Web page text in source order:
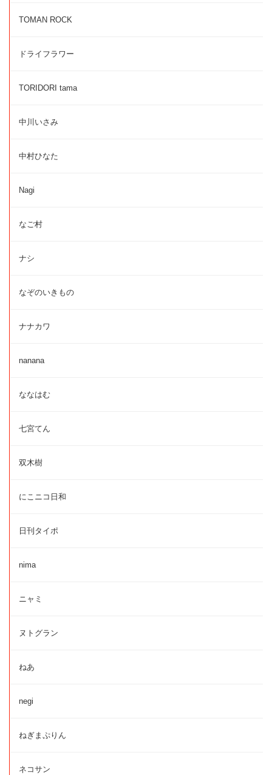
TOMAN ROCK
ドライフラワー
TORIDORI tama
中川いさみ
中村ひなた
Nagi
なご村
ナシ
なぞのいきもの
ナナカワ
nanana
ななはむ
七宮てん
双木樹
にこニコ日和
日刊タイポ
nima
ニャミ
ヌトグラン
ねあ
negi
ねぎまぷりん
ネコサン